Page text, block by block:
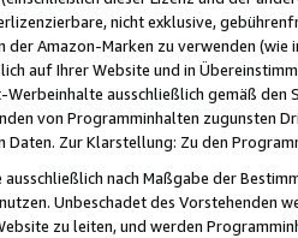
nicht exklusive,
der Amazon-Marken zu verwenden
auf Ihrer Website und in
ausschließlich gemäß
von Programminhalten zugunsten
Daten. Zur Klarstellung: Zu den
nach Maßgabe der
Unbeschadet des Vorstehenden
zu leiten, und werden